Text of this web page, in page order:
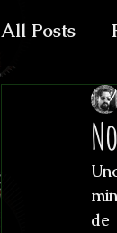
All Posts
de